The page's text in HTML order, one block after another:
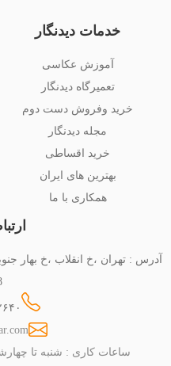
خدمات دیدنگار
آموزش عکاسی
تعمیرگاه دیدنگار
خرید وفروش دست دوم
مجله دیدنگار
خرید اقساطی
بهترین های ایران
همکاری با ما
آدرس : تهران ،خ انقلاب ،خ بهار
ساعات کاری : شنبه تا چهارشنبه 9 الی 18 | پنجشنبه 9